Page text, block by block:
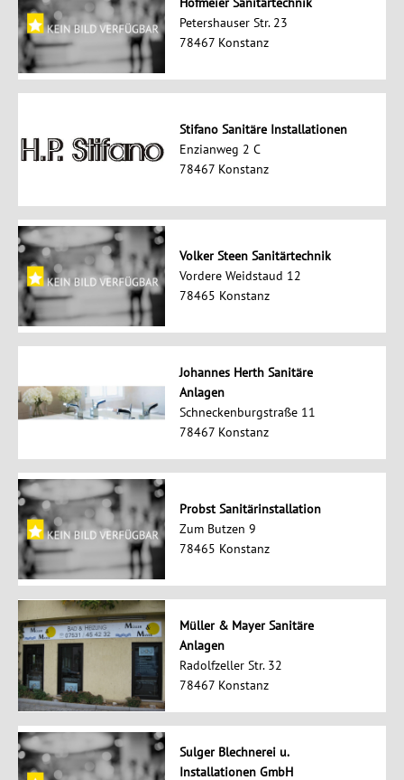
Petershauser Str. 23
78467 Konstanz
Stifano Sanitäre Installationen
Enzianweg 2 C
78467 Konstanz
Volker Steen Sanitärtechnik
Vordere Weidstaud 12
78465 Konstanz
Johannes Herth Sanitäre
Anlagen
Schneckenburgstraße 11
78467 Konstanz
Probst Sanitärinstallation
Zum Butzen 9
78465 Konstanz
Müller & Mayer Sanitäre
Anlagen
Radolfzeller Str. 32
78467 Konstanz
Sulger Blechnerei u.
Installationen GmbH